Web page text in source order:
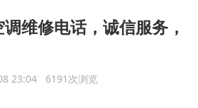
维修电话，诚信服务，
23:04 6191次浏览